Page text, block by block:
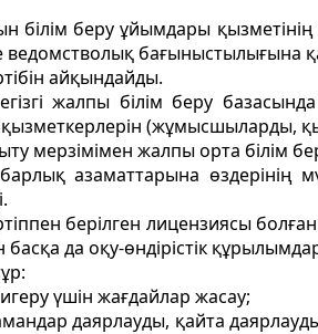
білім беру ұйымдары қызметiнiң
бағыныстылығына
айқындайды.
жалпы білім беру
(жұмысшыларды,
мерзiмiмен жалпы орта білім
азаматтарына өздерiнiң
берiлген лицензиясы
да оқу-өндiрiстiк
үшiн жағдайлар жасау;
даярлауды, қайта